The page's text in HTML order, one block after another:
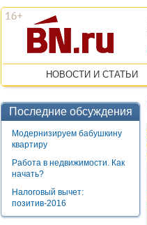
НОВОСТИ И СТАТЬИ
Последние обсуждения
Модернизируем бабушкину
квартиру
Работа в недвижимости. Как
начать?
Налоговый вычет:
позитив-2016